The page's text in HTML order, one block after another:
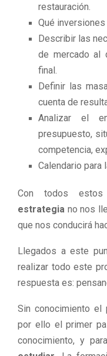
restauración.
Qué
Describir las
de mercado al
final.
Definir las
cuenta de
Analizar el
presupuesto,
competencia,
Calendario para
Con todos
estrategia no nos
que nos conducirá
Llegados a este
realizar todo este
respuesta es:
Sin conocimiento el
por ello el primer
conocimiento, y